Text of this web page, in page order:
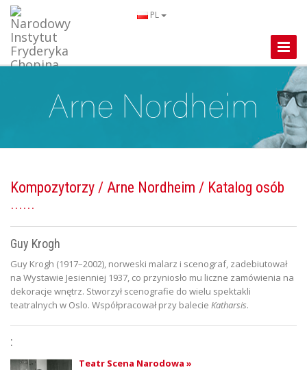
PL
Toggle
Kompozytorzy / Arne Nordheim / Katalog osób
Guy Krogh
Guy Krogh (1917–2002), norweski malarz i scenograf, zadebiutował
na Wystawie Jesienniej 1937, co przyniosło mu liczne zamówienia na
dekoracje wnętrz. Stworzył scenografie do wielu spektakli
teatralnych w Oslo. Współpracował przy balecie Katharsis.
:
Teatr Scena Narodowa »